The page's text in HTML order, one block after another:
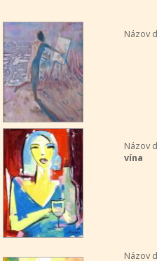
Názov
Názov
vína
Názov